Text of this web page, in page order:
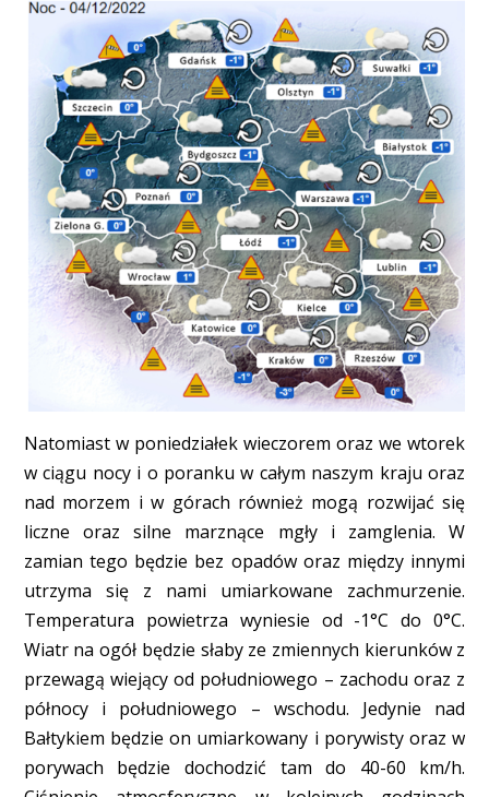
Natomiast w poniedziałek wieczorem oraz we wtorek
w ciągu nocy i o poranku w całym naszym kraju oraz
nad morzem i w górach również mogą rozwijać się
liczne oraz silne marznące mgły i zamglenia. W
zamian tego będzie bez opadów oraz między innymi
utrzyma się z nami umiarkowane zachmurzenie.
Temperatura powietrza wyniesie od -1°C do 0°C.
Wiatr na ogół będzie słaby ze zmiennych kierunków z
przewagą wiejący od południowego – zachodu oraz z
północy i południowego – wschodu. Jedynie nad
Bałtykiem będzie on umiarkowany i porywisty oraz w
porywach będzie dochodzić tam do 40-60 km/h.